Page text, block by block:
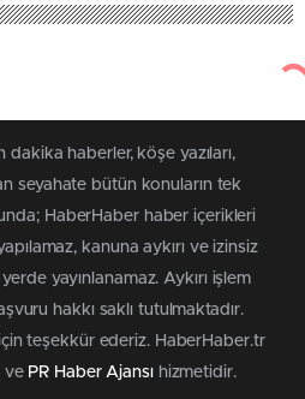
dakika haberler, köşe yazıları,
seyahate bütün konuların tek
HaberHaber haber içerikleri
kanuna aykırı ve izinsiz
yayınlanamaz. Aykırı işlem
hakkı saklı tutulmaktadır.
teşekkür ederiz. HaberHaber.tr
ve PR Haber Ajansıhizmetidir.